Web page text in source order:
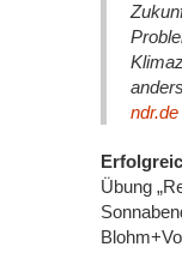
ndr.de
Übung